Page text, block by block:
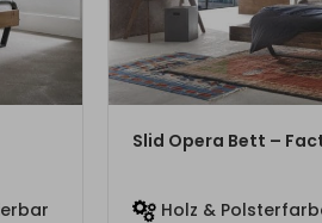
Slid Opera Bett –
Holz &